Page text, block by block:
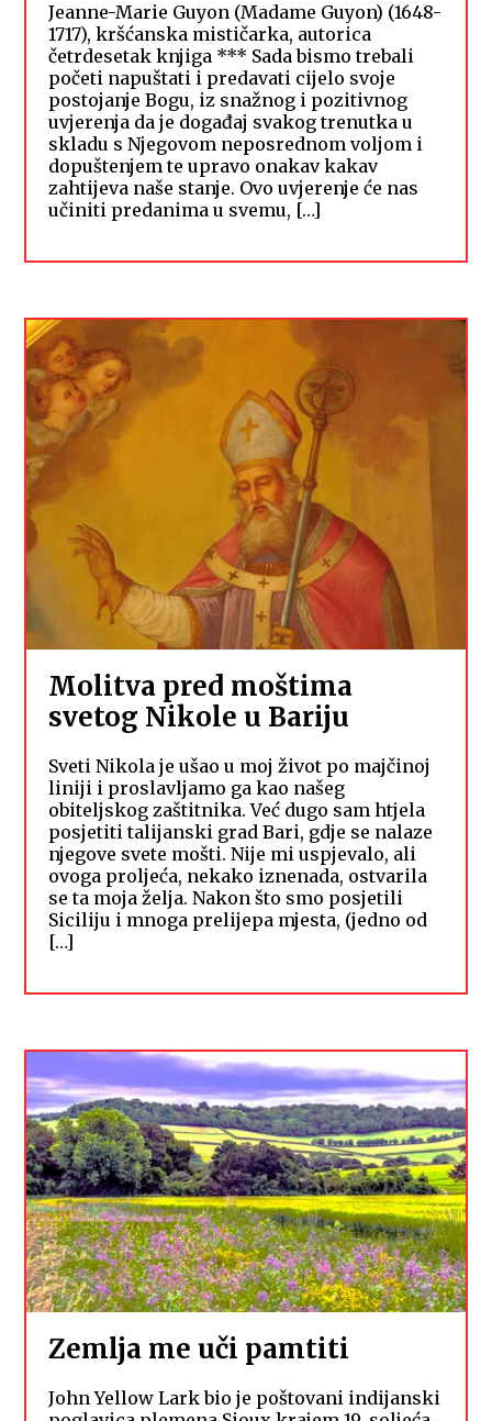
Jeanne-Marie Guyon (Madame Guyon) (1648-
1717), kršćanska mističarka, autorica
četrdesetak knjiga *** Sada bismo trebali
početi napuštati i predavati cijelo svoje
postojanje Bogu, iz snažnog i pozitivnog
uvjerenja da je događaj svakog trenutka u
skladu s Njegovom neposrednom voljom i
dopuštenjem te upravo onakav kakav
zahtijeva naše stanje. Ovo uvjerenje će nas
učiniti predanima u svemu, […]
Molitva pred moštima
svetog Nikole u Bariju
Sveti Nikola je ušao u moj život po majčinoj
liniji i proslavljamo ga kao našeg
obiteljskog zaštitnika. Već dugo sam htjela
posjetiti talijanski grad Bari, gdje se nalaze
njegove svete mošti. Nije mi uspjevalo, ali
ovoga proljeća, nekako iznenada, ostvarila
se ta moja želja. Nakon što smo posjetili
Siciliju i mnoga prelijepa mjesta, (jedno od
[…]
Zemlja me uči pamtiti
John Yellow Lark bio je poštovani indijanski